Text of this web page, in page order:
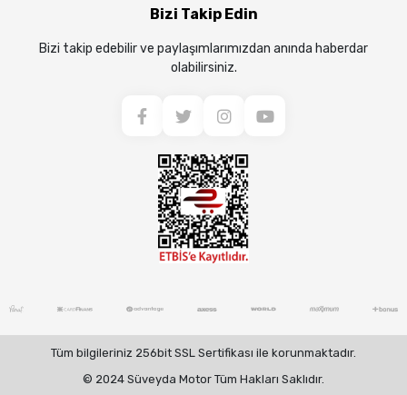
Bizi Takip Edin
Bizi takip edebilir ve paylaşımlarımızdan anında haberdar
olabilirsiniz.
Tüm bilgileriniz 256bit SSL Sertifikası ile korunmaktadır.
© 2024 Süveyda Motor Tüm Hakları Saklıdır.